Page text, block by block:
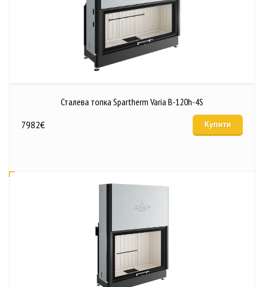
Сталева топка Spartherm Varia B-120h-4S
7982€ Купити